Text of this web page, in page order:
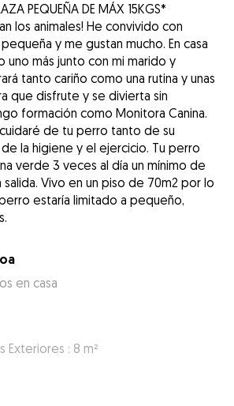
PEQUEÑA DE MÁX 15KGS*
los animales! He convivido con
y me gustan mucho. En casa
uno más junto con mi marido y
tanto cariño como una rutina y unas
que disfrute y se divierta sin
formación como Monitora Canina.
de tu perro tanto de su
la higiene y el ejercicio. Tu perro
verde 3 veces al día un mínimo de
Vivo en un piso de 70m2 por lo
estaría limitado a pequeño,
en casa
Exteriores : 8 m²